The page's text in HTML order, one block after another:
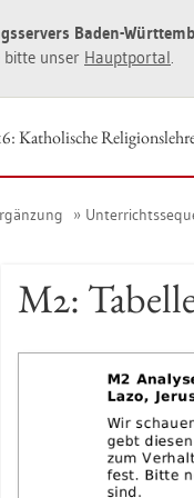
Baden-
bitte unser Haupt­por­tal.
Ka­tho­li­sche
M2: